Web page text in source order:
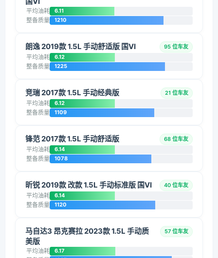
平均油耗 6.11
整备质量 1210
朗逸 2019款 1.5L 手动舒适版 国VI 95 位车友
平均油耗 6.12
整备质量 1225
竞瑞 2017款 1.5L 手动经典版 21 位车友
平均油耗 6.12
整备质量 1109
锋范 2017款 1.5L 手动舒适版 68 位车友
平均油耗 6.14
整备质量 1078
昕锐 2019款 改款 1.5L 手动标准版 国VI 40 位车友
平均油耗 6.14
整备质量 1120
马自达3 昂克赛拉 2023款 1.5L 手动质
美版
57 位车友
平均油耗 6.17